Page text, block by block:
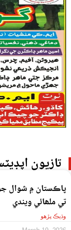
تازيون
تي ملھائي ويندي
وڌيڪ پڙهو